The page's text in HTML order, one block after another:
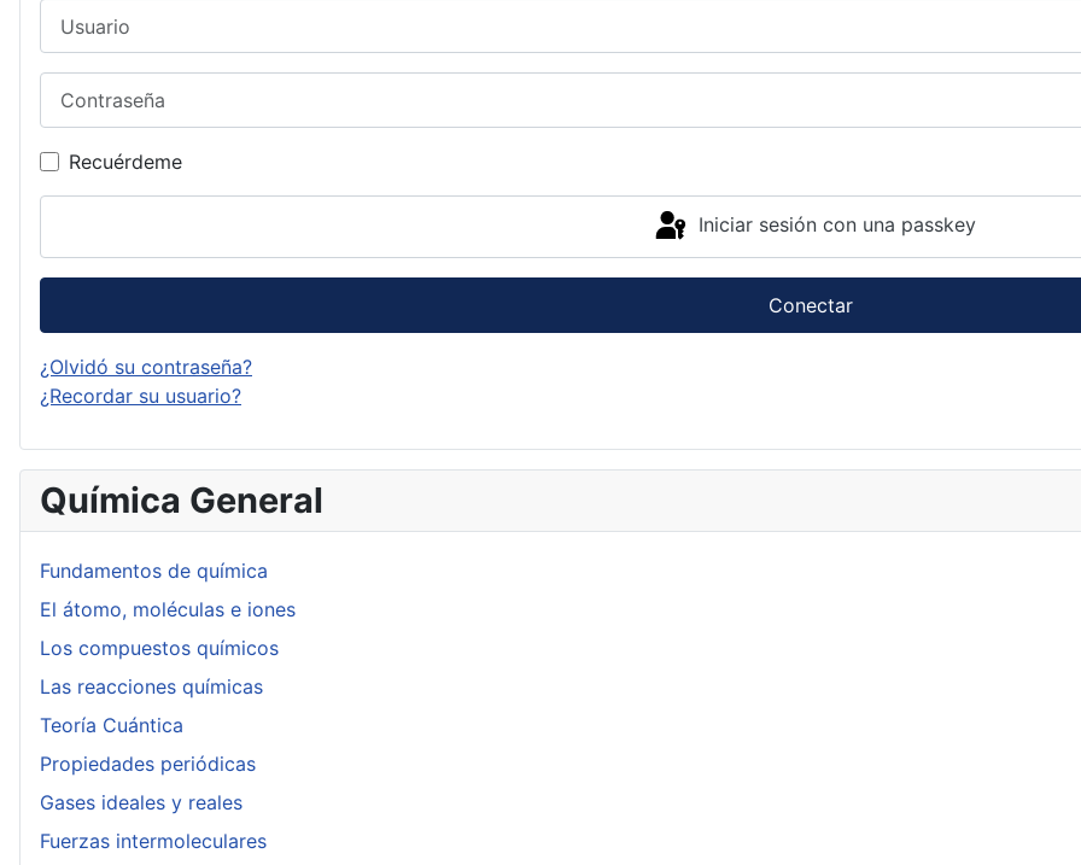
Recuérdeme
Iniciar sesión con una passkey
Conectar
¿Olvidó su contraseña?
¿Recordar su usuario?
Química General
Fundamentos de química
El átomo, moléculas e iones
Los compuestos químicos
Las reacciones químicas
Teoría Cuántica
Propiedades periódicas
Gases ideales y reales
Fuerzas intermoleculares